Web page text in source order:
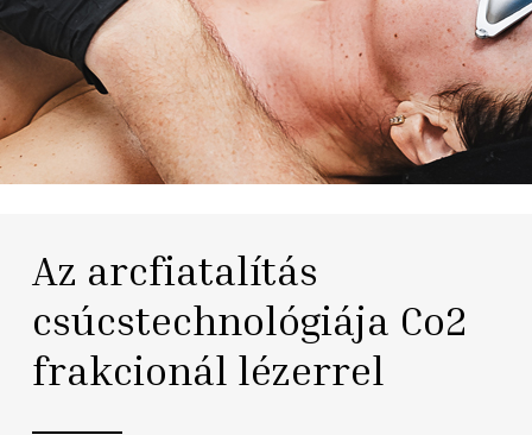
Az arcfiatalítás
csúcstechnológiája Co2
frakcionál lézerrel